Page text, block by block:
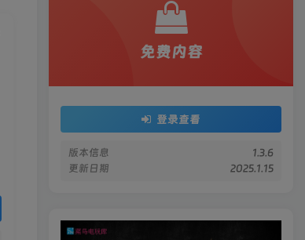
免费内容
登录查看
版本信息
1.3.6
更新日期
2025.1.15